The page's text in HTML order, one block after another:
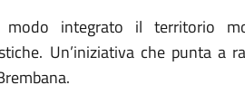
modo integrato il territorio
Un’iniziativa che punta